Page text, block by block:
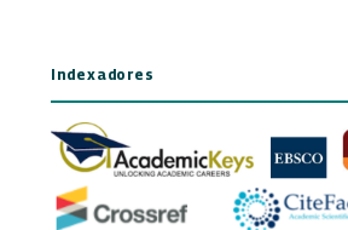
Indexadores